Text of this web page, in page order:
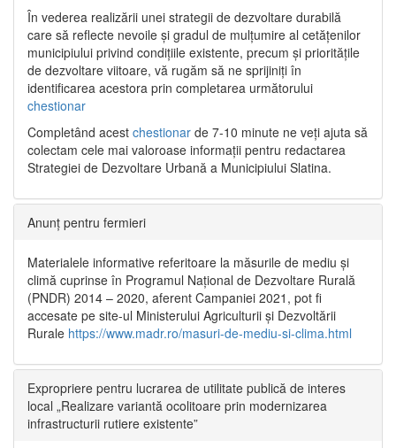
În vederea realizării unei strategii de dezvoltare durabilă
care să reflecte nevoile și gradul de mulțumire al cetățenilor
municipiului privind condițiile existente, precum și prioritățile
de dezvoltare viitoare, vă rugăm să ne sprijiniți în
identificarea acestora prin completarea următorului
chestionar
Completând acest chestionar de 7-10 minute ne veți ajuta să
colectam cele mai valoroase informații pentru redactarea
Strategiei de Dezvoltare Urbană a Municipiului Slatina.
Anunț pentru fermieri
Materialele informative referitoare la măsurile de mediu și
climă cuprinse în Programul Național de Dezvoltare Rurală
(PNDR) 2014 – 2020, aferent Campaniei 2021, pot fi
accesate pe site-ul Ministerului Agriculturii și Dezvoltării
Rurale https://www.madr.ro/masuri-de-mediu-si-clima.html
Expropriere pentru lucrarea de utilitate publică de interes
local „Realizare variantă ocolitoare prin modernizarea
infrastructurii rutiere existente”